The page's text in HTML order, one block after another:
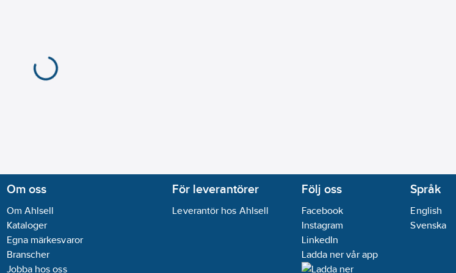
Om oss
Om Ahlsell
Kataloger
Egna märkesvaror
Branscher
Jobba hos oss
För leverantörer
Leverantör hos Ahlsell
Följ oss
Facebook
Instagram
LinkedIn
Ladda ner vår app
Språk
English
Svenska